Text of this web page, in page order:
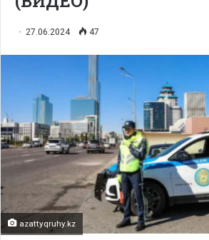
27.06.2024 47
azattyqruhy.kz